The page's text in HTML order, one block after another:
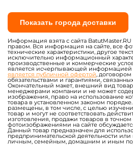
Показать города доставки
Информация взята с сайта
правом. Вся информация на сайте, все
технические характеристики, другое
исключительно информационный
производственные и коммерческие
является исчерпывающей информацией
является публичной офертой, договором
обязательствами и гарантиями,
Окончательный макет, внешний вид
менеджерами компании и не может
изображения, право на использование
товара в установленном законом
размещены, в том числе, с целью
товар и могут не соответствовать
изготовления, продажи товаров в точном
фотоизображениями на сайте
Данный товар предназначен для
предпринимательской деятельности
личным, семейным, домашним и иным